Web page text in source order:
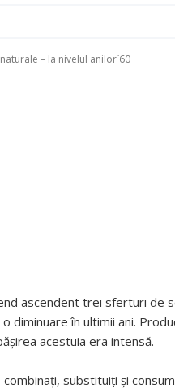
– la nivelul anilor`60
ascendent trei sferturi de
diminuare în ultimii ani.
acestuia era intensă.
substituiţi şi